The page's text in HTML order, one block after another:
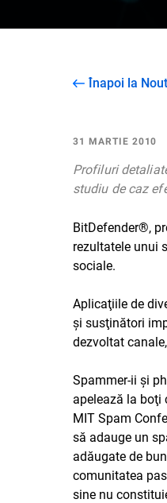
Înapoi la
31 MARTIE 2010
Profiluri
studiu de caz
BitDefender®,
rezultatele unui
sociale.
Aplicaţiile de
şi susţinători
dezvoltat
Spammer-ii şi
apelează la boţi
MIT Spam
să adauge un
adăugate de
comunitatea
sine nu